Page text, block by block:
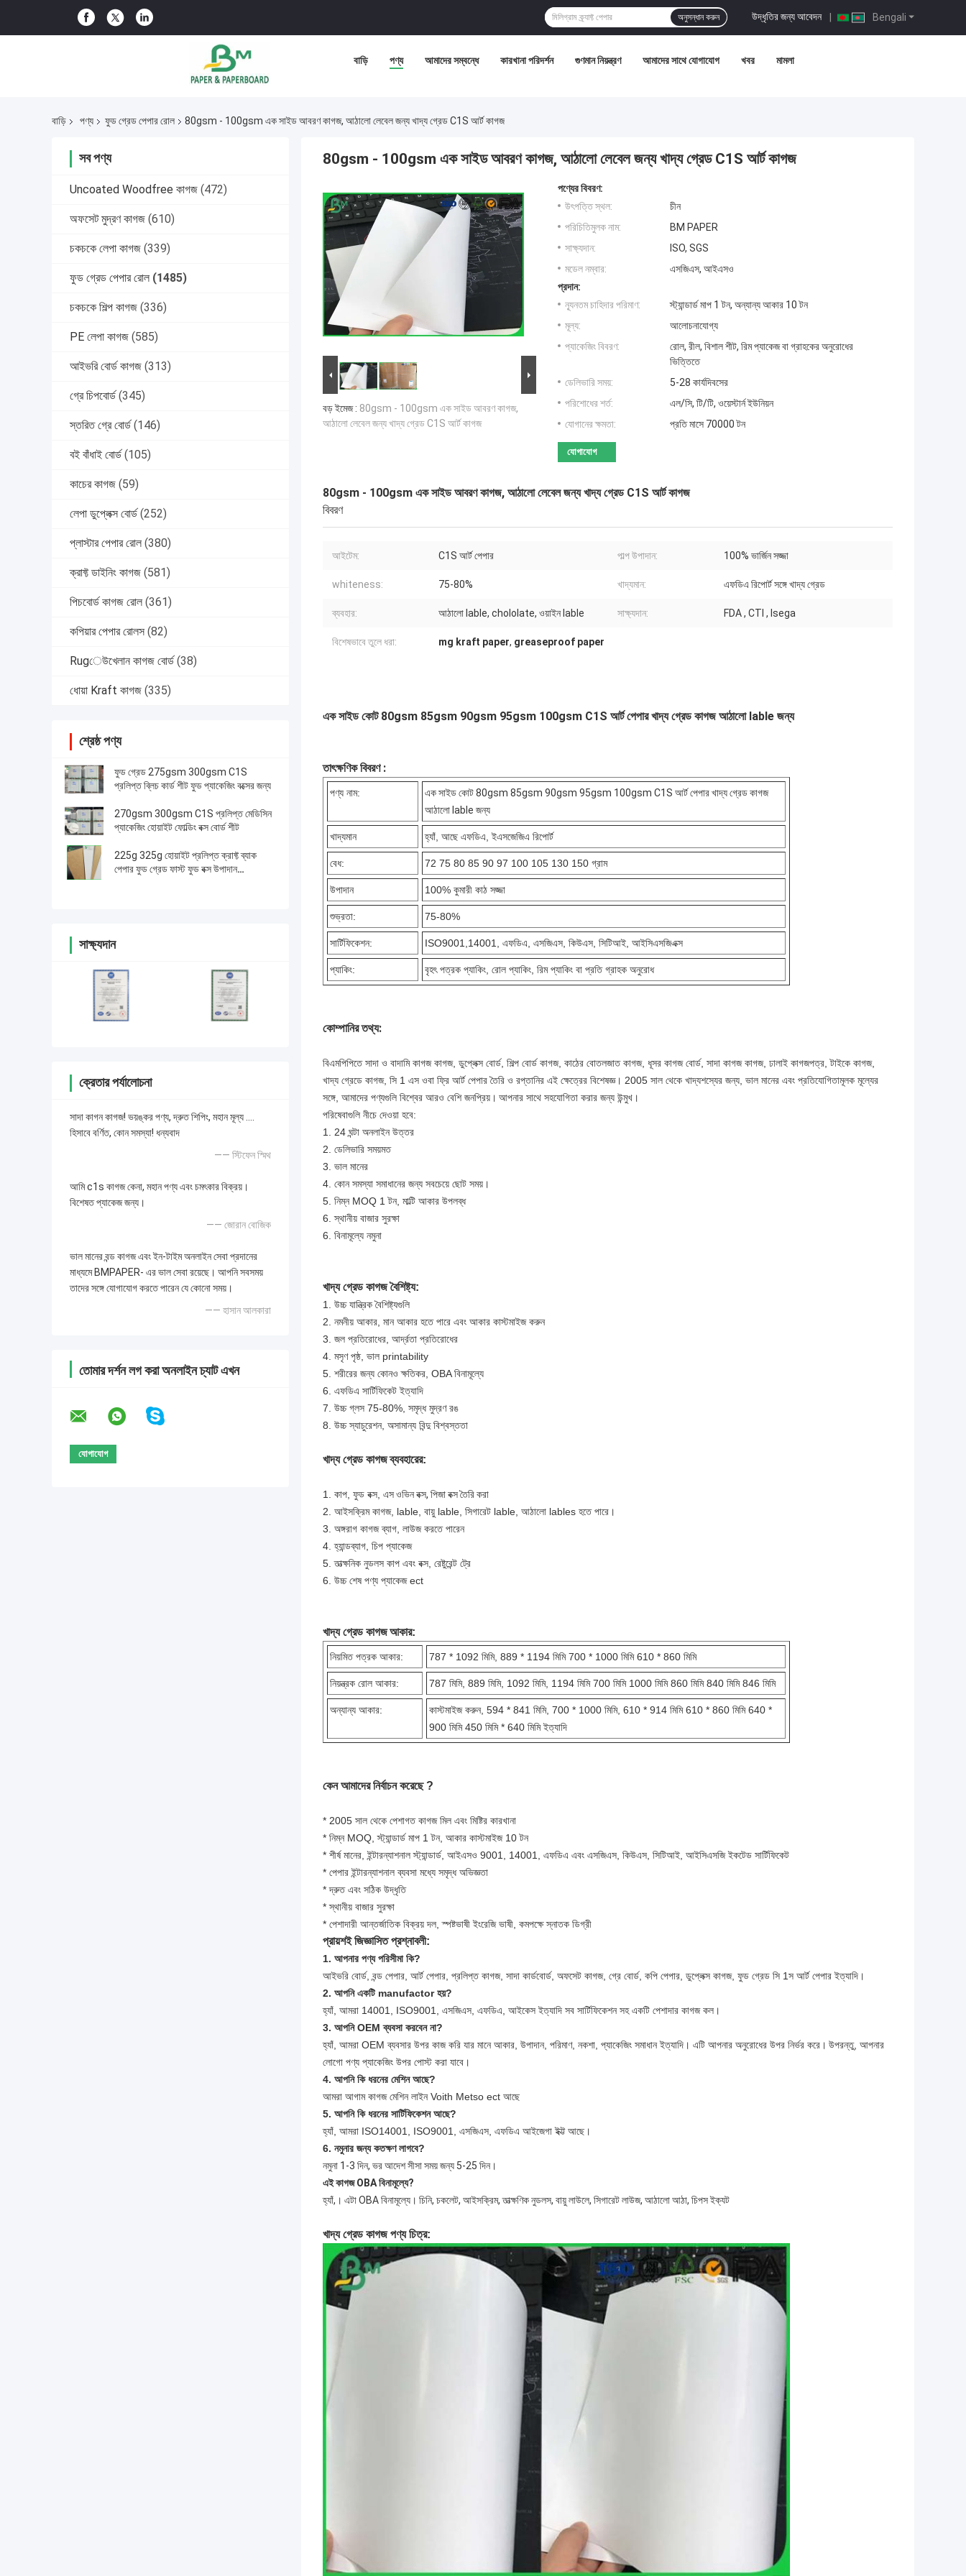
Bengali
উদ্ধৃতির জন্য আবেদন |
অনুসন্ধান করুন
বাড়ি পণ্য আমাদের সম্বন্ধে কারখানা পরিদর্শন গুণমান নিয়ন্ত্রণ আমাদের সাথে যোগাযোগ খবর মামলা
বাড়ি পণ্য ফুড গ্রেড পেপার রোল 80gsm - 100gsm এক সাইড আবরণ কাগজ, আঠালো লেবেল জন্য খাদ্য গ্রেড C1S আর্ট কাগজ
সব পণ্য
Uncoated Woodfree কাগজ (472)
অফসেট মুদ্রণ কাগজ (610)
চকচকে লেপা কাগজ (339)
ফুড গ্রেড পেপার রোল (1485)
চকচকে শিল্প কাগজ (336)
PE লেপা কাগজ (585)
আইভরি বোর্ড কাগজ (313)
গ্রে চিপবোর্ড (345)
স্তরিত গ্রে বোর্ড (146)
বই বাঁধাই বোর্ড (105)
কাচের কাগজ (59)
লেপা ডুপ্লেক্স বোর্ড (252)
প্লাস্টার পেপার রোল (380)
ক্রাফ্ট ডাইনিং কাগজ (581)
পিচবোর্ড কাগজ রোল (361)
কপিয়ার পেপার রোলস (82)
Rugেউখেলান কাগজ বোর্ড (38)
ধোয়া Kraft কাগজ (335)
শ্রেষ্ঠ পণ্য
ফুড গ্রেড 275gsm 300gsm C1S
প্রলিপ্ত ব্লিচ কার্ড শীট ফুড প্যাকেজিং বক্সের জন্য
270gsm 300gsm C1S প্রলিপ্ত মেডিসিন
প্যাকেজিং হোয়াইট ফোল্ডিং বক্স বোর্ড শীট
225g 325g হোয়াইট প্রলিপ্ত ক্রাফ্ট ব্যাক
পেপার ফুড গ্রেড ফাস্ট ফুড বক্স উপাদান
সাক্ষ্যদান
ক্রেতার পর্যালোচনা
সাদা কাগন কাগজ! ভয়ঙ্কর পণ্য, দ্রুত শিপিং, মহান মূল্য ....
হিসাবে বর্ণিত, কোন সমস্যা! ধন্যবাদ
—— স্টিফেন স্মিথ
আমি c1s কাগজ কেনা, মহান পণ্য এবং চমৎকার বিক্রয়।
বিশেষত প্যাকেজ জন্য।
—— জোরান বোজিক
ভাল মানের বন্ড কাগজ এবং ইন-টাইম অনলাইন সেবা প্রদানের
মাধ্যমে BMPAPER- এর ভাল সেবা রয়েছে। আপনি সবসময়
তাদের সঙ্গে যোগাযোগ করতে পারেন যে কোনো সময়।
—— হাসান আলকারা
তোমার দর্শন লগ করা অনলাইন চ্যাট এখন
80gsm - 100gsm এক সাইড আবরণ কাগজ, আঠালো লেবেল জন্য খাদ্য গ্রেড C1S আর্ট কাগজ
বড় ইমেজ : 80gsm - 100gsm এক সাইড আবরণ কাগজ,
আঠালো লেবেল জন্য খাদ্য গ্রেড C1S আর্ট কাগজ
পণ্যের বিবরণ:
উৎপত্তি স্থল:
চীন
পরিচিতিমুলক নাম:
BM PAPER
সাক্ষ্যদান:
ISO, SGS
মডেল নম্বার:
এসজিএস, আইএসও
প্রদান:
ন্যূনতম চাহিদার পরিমাণ:
স্ট্যান্ডার্ড মাপ 1 টন, অন্যান্য আকার 10 টন
মূল্য:
আলোচনাযোগ্য
প্যাকেজিং বিবরণ:
রোল, রীল, বিশাল শীট, রিম প্যাকেজ বা গ্রাহকের অনুরোধের
ভিত্তিতে
ডেলিভারি সময়:
5-28 কার্যদিবসের
পরিশোধের শর্ত:
এল/সি, টি/টি, ওয়েস্টার্ন ইউনিয়ন
যোগানের ক্ষমতা:
প্রতি মাসে 70000 টন
যোগাযোগ
80gsm - 100gsm এক সাইড আবরণ কাগজ, আঠালো লেবেল জন্য খাদ্য গ্রেড C1S আর্ট কাগজ
বিবরণ
আইটেম: C1S আর্ট পেপার পাল্প উপাদান: 100% ভার্জিন সজ্জা
whiteness: 75-80% খাদ্যমান: এফডিএ রিপোর্ট সঙ্গে খাদ্য গ্রেড
ব্যবহার: আঠালো lable, chololate, ওয়াইন lable সাক্ষ্যদান: FDA , CTI , Isega
বিশেষভাবে তুলে ধরা: mg kraft paper, greaseproof paper
এক সাইড কোট 80gsm 85gsm 90gsm 95gsm 100gsm C1S আর্ট পেপার খাদ্য গ্রেড কাগজ আঠালো lable জন্য
তাৎক্ষণিক বিবরণ :
পণ্য নাম:
এক সাইড কোট 80gsm 85gsm 90gsm 95gsm 100gsm C1S আর্ট পেপার খাদ্য গ্রেড কাগজ
আঠালো lable জন্য
খাদ্যমান হ্যাঁ, আছে এফডিএ, ইএসজেজিএ রিপোর্ট
বেধ: 72 75 80 85 90 97 100 105 130 150 গ্রাম
উপাদান 100% কুমারী কাঠ সজ্জা
শুভ্রতা: 75-80%
সার্টিফিকেশন: ISO9001,14001, এফডিএ, এসজিএস, কিউএস, সিটিআই, আইসিএসজিএক্স
প্যাকিং: বৃহৎ পত্রক প্যাকিং, রোল প্যাকিং, রিম প্যাকিং বা প্রতি গ্রাহক অনুরোধ
কোম্পানির তথ্য:
বিএমপিপিতে সাদা ও বাদামি কাগজ কাগজ, ডুপ্লেক্স বোর্ড, শিল্প বোর্ড কাগজ, কাঠের বোতলজাত কাগজ, ধূসর কাগজ বোর্ড, সাদা কাগজ কাগজ, ঢালাই কাগজপত্র, টাইকে কাগজ,
খাদ্য গ্রেডে কাগজ, সি 1 এস ওবা ফ্রি আর্ট পেপার তৈরি ও রপ্তানির এই ক্ষেত্রের বিশেষজ্ঞ। 2005 সাল থেকে খাদ্যশস্যের জন্য, ভাল মানের এবং প্রতিযোগিতামূলক মূল্যের
সঙ্গে, আমাদের পণ্যগুলি বিশ্বের আরও বেশি জনপ্রিয়। আপনার সাথে সহযোগিতা করার জন্য উন্মুখ।
পরিষেবাগুলি নীচে দেওয়া হবে:
1. 24 ঘন্টা অনলাইন উত্তর
2. ডেলিভারি সময়মত
3. ভাল মানের
4. কোন সমস্যা সমাধানের জন্য সবচেয়ে ছোট সময়।
5. নিম্ন MOQ 1 টন, মাল্টি আকার উপলব্ধ
6. স্থানীয় বাজার সুরক্ষা
6. বিনামূল্যে নমুনা
খাদ্য গ্রেড কাগজ বৈশিষ্ট্য:
1. উচ্চ যান্ত্রিক বৈশিষ্ট্যগুলি
2. নমনীয় আকার, মান আকার হতে পারে এবং আকার কাস্টমাইজ করুন
3. জল প্রতিরোধের, আর্দ্রতা প্রতিরোধের
4. মসৃণ পৃষ্ঠ, ভাল printability
5. শরীরের জন্য কোনও ক্ষতিকর, OBA বিনামূল্যে
6. এফডিএ সার্টিফিকেট ইত্যাদি
7. উচ্চ গ্লস 75-80%, সমৃদ্ধ মুদ্রণ রঙ
8. উচ্চ স্যাচুরেশন, অসামান্য বিন্দু বিশ্বস্ততা
খাদ্য গ্রেড কাগজব্যবহারের:
1. কাপ, ফুড বক্স, এসওভিন বক্স, পিজা বক্স তৈরি করা
2. আইসক্রিম কাগজ, lable, বায়ু lable, সিগারেট lable, আঠালো lables হতে পারে।
3. অঙ্গরাগ কাগজ ব্যাগ, লাউজ করতে পারেন
4. হ্যান্ডব্যাগ, চিপ প্যাকেজ
5. তাত্ক্ষনিক নুডলস কাপ এবং বক্স, রেষ্টুরেন্ট ট্রে
6. উচ্চ শেষ পণ্য প্যাকেজ ect
খাদ্য গ্রেড কাগজআকার:
নিয়মিত পত্রক আকার: 787 * 1092 মিমি, 889 * 1194 মিমি 700 * 1000 মিমি 610 * 860 মিমি
নিয়ন্ত্রক রোল আকার: 787 মিমি, 889 মিমি, 1092 মিমি, 1194 মিমি 700 মিমি 1000 মিমি 860 মিমি 840 মিমি 846 মিমি
অন্যান্য আকার:
কাস্টমাইজ করুন, 594 * 841 মিমি, 700 * 1000 মিমি, 610 * 914 মিমি 610 * 860 মিমি 640 *
900 মিমি 450 মিমি * 640 মিমি ইত্যাদি
কেন আমাদের নির্বাচন করেছে ?
* 2005 সাল থেকে পেশাগত কাগজ মিল এবং মিষ্টির কারখানা
* নিম্ন MOQ, স্ট্যান্ডার্ড মাপ 1 টন, আকার কাস্টমাইজ 10 টন
* শীর্ষ মানের, ইন্টারন্যাশনাল স্ট্যান্ডার্ড, আইএসও 9001, 14001, এফডিএ এবং এসজিএস, কিউএস, সিটিআই, আইসিএসজি ইকটেড সার্টিফিকেট
* পেপার ইন্টারন্যাশনাল ব্যবসা মধ্যে সমৃদ্ধ অভিজ্ঞতা
* দ্রুত এবং সঠিক উদ্ধৃতি
* স্থানীয় বাজার সুরক্ষা
* পেশাদারী আন্তর্জাতিক বিক্রয় দল, স্পষ্টভাষী ইংরেজি ভাষী, কমপক্ষে স্নাতক ডিগ্রী
প্রায়শই জিজ্ঞাসিত প্রশ্নাবলী:
1. আপনার পণ্য পরিসীমা কি?
আইভরি বোর্ড, বন্ড পেপার, আর্ট পেপার, প্রলিপ্ত কাগজ, সাদা কার্ডবোর্ড, অফসেট কাগজ, গ্রে বোর্ড, কপি পেপার, ডুপ্লেক্স কাগজ, ফুড গ্রেড সি 1স আর্ট পেপার ইত্যাদি।
2. আপনি একটি manufactor হয়?
হ্যাঁ, আমরা 14001, ISO9001, এসজিএস, এফডিএ, আইকেস ইত্যাদি সব সার্টিফিকেশন সহ একটি পেশাদার কাগজ কল।
3. আপনি OEM ব্যবসা করবেন না?
হ্যাঁ, আমরা OEM ব্যবসার উপর কাজ করি যার মানে আকার, উপাদান, পরিমাণ, নকশা, প্যাকেজিং সমাধান ইত্যাদি। এটি আপনার অনুরোধের উপর নির্ভর করে। উপরন্তু, আপনার
লোগো পণ্য প্যাকেজিং উপর পোস্ট করা যাবে।
4. আপনি কি ধরনের মেশিন আছে?
আমরা আগাম কাগজ মেশিন লাইন Voith Metso ect আছে
5. আপনি কি ধরনের সার্টিফিকেশন আছে?
হ্যাঁ, আমরা ISO14001, ISO9001, এসজিএস, এফডিএ আইজেগা ইক্ট্ট আছে।
6. নমুনার জন্য কতক্ষণ লাগবে?
নমুনা 1-3 দিন, ভর আদেশ সীসা সময় জন্য 5-25 দিন।
এই কাগজ OBA বিনামূল্যে?
হ্যাঁ,। এটা OBA বিনামূল্যে। চিনি, চকলেট, আইসক্রিম, তাত্ক্ষণিক নুডলস, বায়ু লাউলে, সিগারেট লাউজ, আঠালো আঠা, চিপস ইক্যট
খাদ্য গ্রেড কাগজ পণ্য চিত্র: